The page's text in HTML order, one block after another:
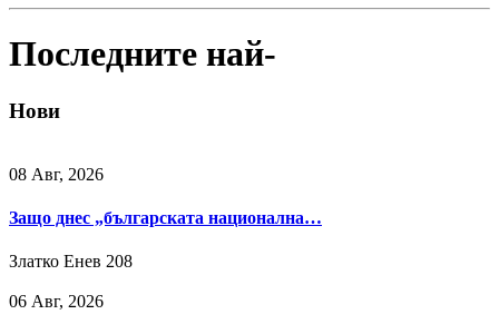
Последните най-
Нови
08 Авг, 2026
Защо днес „българската национална…
Златко Енев 208
06 Авг, 2026